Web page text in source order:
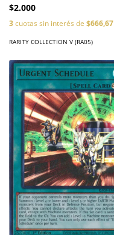
$2.000
3cuotas sin interés de $666,67
RARITY COLLECTION V (RA05)